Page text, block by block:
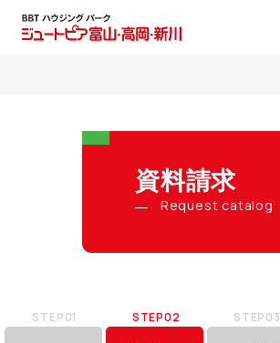
資料請求
Request catalog
STEP01 STEP02 STEP03